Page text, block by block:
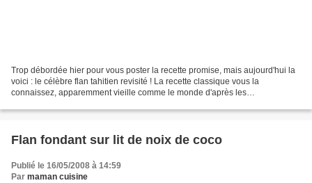
Trop débordée hier pour vous poster la recette promise, mais aujourd'hui la
voici : le célèbre flan tahitien revisité ! La recette classique vous la
connaissez, apparemment vieille comme le monde d'après les
Flan fondant sur lit de noix de coco
Publié le 16/05/2008 à 14:59
Par maman cuisine